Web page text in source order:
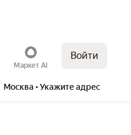
Маркет AI
Войти
Москва • Укажите адрес